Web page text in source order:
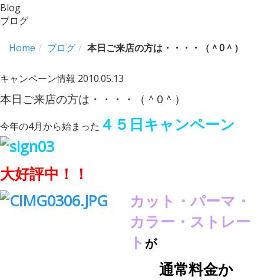
Blog
ブログ
Home ブログ 本日ご来店の方は・・・・（＾0＾）
キャンペーン情報 2010.05.13
本日ご来店の方は・・・・（＾0＾）
今年の4月から始まった ４５日キャンペーン
大好評中！！
カット・パーマ・
カラー・ストレー
ト が
通常料金か